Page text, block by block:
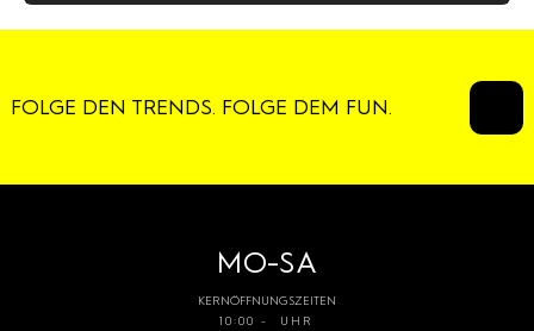
FOLGE DEN TRENDS. FOLGE DEM FUN.
MO-SA
KERNÖFFNUNGSZEITEN
10:00 - UHR